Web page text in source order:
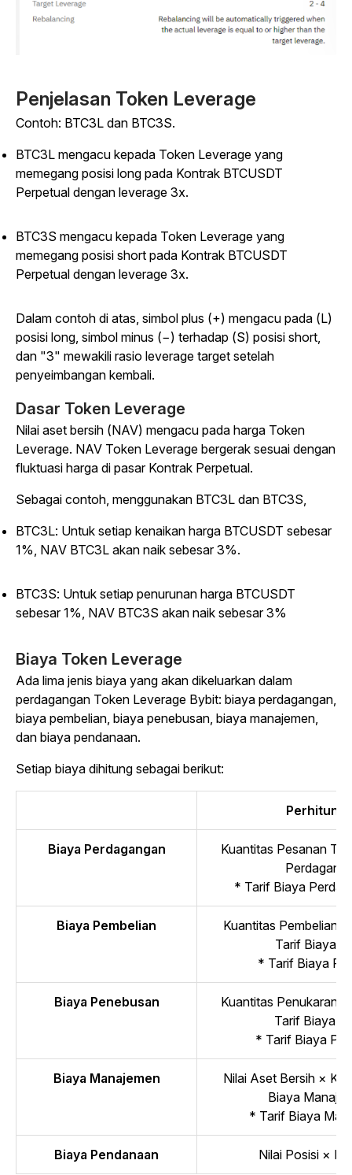
Penjelasan Token Leverage
Contoh: BTC3L dan BTC3S.
BTC3L mengacu kepada Token Leverage yang
memegang posisi long pada Kontrak BTCUSDT
Perpetual dengan leverage 3x.
BTC3S mengacu kepada Token Leverage yang
memegang posisi short pada Kontrak BTCUSDT
Perpetual dengan leverage 3x.
Dalam contoh di atas, simbol plus (+) mengacu pada (L)
posisi long, simbol minus (−) terhadap (S) posisi short,
dan "3" mewakili rasio leverage target setelah
penyeimbangan kembali.
Dasar Token Leverage
Nilai aset bersih (NAV) mengacu pada harga Token
Leverage. NAV Token Leverage bergerak sesuai dengan
fluktuasi harga di pasar Kontrak Perpetual.
Sebagai contoh, menggunakan BTC3L dan BTC3S,
BTC3L: Untuk setiap kenaikan harga BTCUSDT sebesar
1%, NAV BTC3L akan naik sebesar 3%.
BTC3S: Untuk setiap penurunan harga BTCUSDT
sebesar 1%, NAV BTC3S akan naik sebesar 3%
Biaya Token Leverage
Ada lima jenis biaya yang akan dikeluarkan dalam
perdagangan Token Leverage Bybit: biaya perdagangan,
biaya pembelian, biaya penebusan, biaya manajemen,
dan biaya pendanaan.
Setiap biaya dihitung sebagai berikut:
Biaya Perdagangan
Kuantitas Pesanan
* Tarif Biaya
Biaya Pembelian
Kuantitas Pembelian
Tarif Biaya
* Tarif Biaya
Biaya Penebusan
Kuantitas Penukaran
Tarif Biaya
* Tarif Biaya
Biaya Manajemen
Nilai Aset Bersih ×
Biaya
* Tarif Biaya
Biaya Pendanaan Nilai Posisi ×